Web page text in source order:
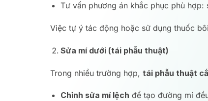
Tư vấn phương án khắc phục phù
Việc tự ý tác động hoặc sử dụng thuốc
Sửa mí dưới (tái phẫu thuật)
Trong nhiều trường hợp, tái phẫu thuật
Chỉnh sửa mí lệch để tạo đường mí